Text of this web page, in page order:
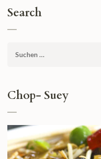
Search
Suchen
Chop- Suey